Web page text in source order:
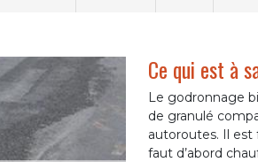
Ce qui est à
Le godronnage
de granulé
autoroutes. Il est
faut d’abord